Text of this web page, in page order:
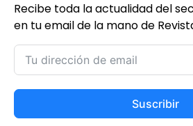
Recibe toda la actualidad del
en tu email de la mano de
Suscribir